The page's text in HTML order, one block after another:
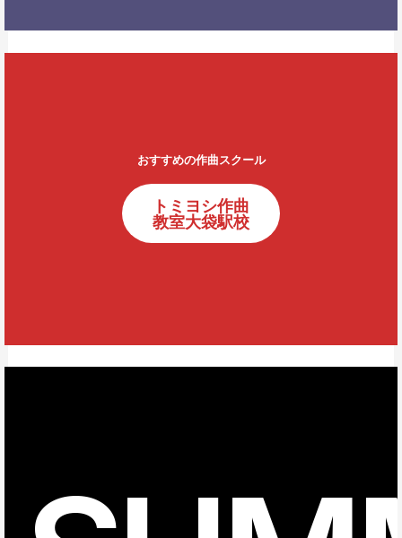
おすすめの作曲スクール
トミヨシ作曲
教室大袋駅校